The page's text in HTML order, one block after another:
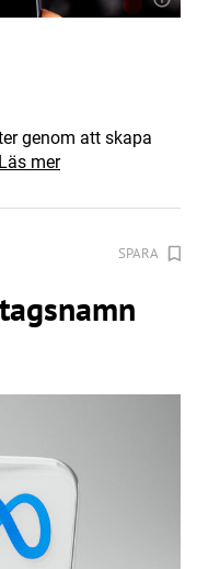
genom att skapa
Läs mer
SPARA